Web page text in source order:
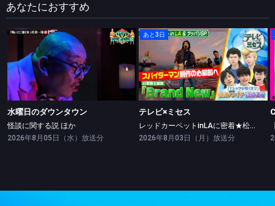
あなたにおすすめ
水曜日のダウンタウン
怪談に関する説 ほか
水曜日のダウンタウン
怪談に関する説 ほか
2026年8月05日（水）放送分
あと3日
テレビ×ミセス
レッドカーペットinLAに密着★松山ケンイチ・高橋文哉ツッパリ勝負！
テレビ×ミセス
レッドカーペットinLAに密着★松山ケンイチ・高橋文哉ツッパリ勝負！
2026年8月03日（月）放送分